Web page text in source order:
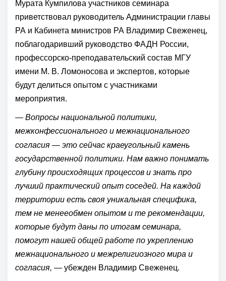
Мурата Кумпилова участников семинара
приветствовал руководитель Администрации главы
РА и Кабинета министров РА Владимир Свеженец,
поблагодаривший руководство ФАДН России,
профессорско-преподавательский состав МГУ
имени М. В. Ломоносова и экспертов, которые
будут делиться опытом с участниками
мероприятия.
— Вопросы национальной политики,
межконфессионального и межнационального
согласия — это сейчас краеугольный камень
государственной политики. Нам важно понимать
глубину происходящих процессов и знать про
лучший практический опыт соседей. На каждой
территории есть своя уникальная специфика,
тем не менееобмен опытом и те рекомендации,
которые будут даны по итогам семинара,
помогут нашей общей работе по укреплению
межнационального и межрелигиозного мира и
согласия, — убежден Владимир Свеженец.